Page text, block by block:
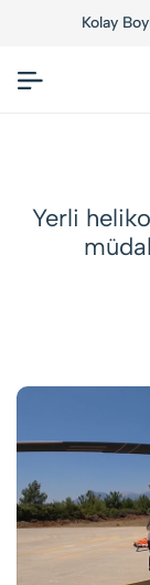
kullandınız
Yerli